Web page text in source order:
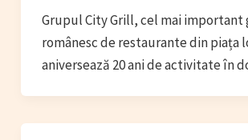
Grupul City Grill, cel mai important
românesc de restaurante din piața
aniversează 20 ani de activitate în